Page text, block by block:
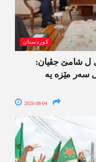
کوردستان
ل شامێ جڤیان:
ل سەر مێزە یە
2026-08-04